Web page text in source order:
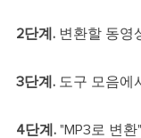
2단계. 변환할 동영
3단계. 도구 모음에
4단계. "MP3로 변